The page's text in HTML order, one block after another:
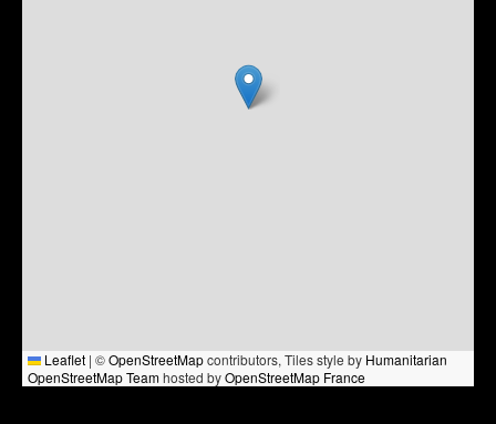
Leaflet | ©OpenStreetMapcontributors, Tiles style by Humanitarian
OpenStreetMap Teamhosted byOpenStreetMap France